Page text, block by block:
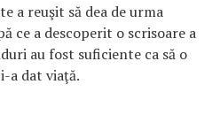
a reuşit să dea de urma
ce a descoperit o scrisoare a
au fost suficiente ca să o
a dat viaţă.